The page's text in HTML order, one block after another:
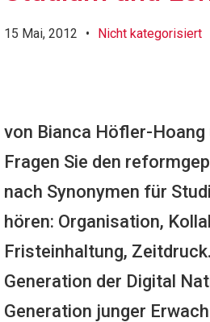
15 Mai, 2012 • Nicht kategorisiert
von Bianca Höfler-Hoang
Fragen Sie den
nach Synonymen für
hören: Organisation,
Fristeinhaltung,
Generation der Digital
Generation junger